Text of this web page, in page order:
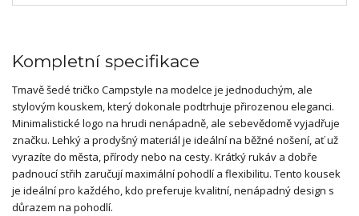
Kompletní specifikace
Tmavě šedé tričko Campstyle na modelce je jednoduchým, ale
stylovým kouskem, který dokonale podtrhuje přirozenou eleganci.
Minimalistické logo na hrudi nenápadně, ale sebevědomě vyjadřuje
značku. Lehký a prodyšný materiál je ideální na běžné nošení, ať už
vyrazíte do města, přírody nebo na cesty. Krátký rukáv a dobře
padnoucí střih zaručují maximální pohodlí a flexibilitu. Tento kousek
je ideální pro každého, kdo preferuje kvalitní, nenápadný design s
důrazem na pohodlí.